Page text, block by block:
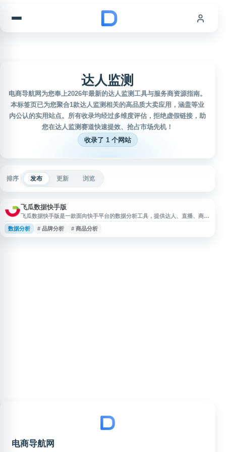
达人监测
电商导航网为您奉上2026年最新的达人监测工具与服务商资源指南。
本标签页已为您聚合1款达人监测相关的高品质大卖应用，涵盖等业
内公认的实用站点。所有收录均经过多维度评估，拒绝虚假链接，助
您在达人监测赛道快速提效、抢占市场先机！
收录了 1 个网站
排序 发布 更新 浏览
飞瓜数据快手版
飞瓜数据快手版是一款面向快手平台的数据分析工具，提供达人、直播、商
品、视频、排行榜等多维度数据查询与监测服务。用户可通过快手直播带货数
据、热门商品分析、账号数据监控和品牌分析等功能，辅助内容运营、账号涨
数据分析 # 品牌分析 # 商品分析
电商导航网